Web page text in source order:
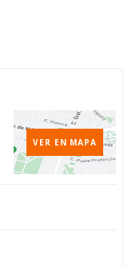
VER EN MAPA